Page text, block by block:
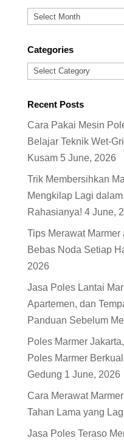
Archives
Categories
Categories
Recent Posts
Cara Pakai Mesin
Belajar Teknik Wet-
Kusam 5 June, 2026
Trik Membersihkan
Mengkilap Lagi
Rahasianya! 4 June,
Tips Merawat
Bebas Noda Setiap
2026
Jasa Poles Lantai
Apartemen, dan
Panduan Sebelum
Poles Marmer
Poles Marmer
Gedung 1 June, 2026
Cara Merawat
Tahan Lama yang
Jasa Poles Teraso